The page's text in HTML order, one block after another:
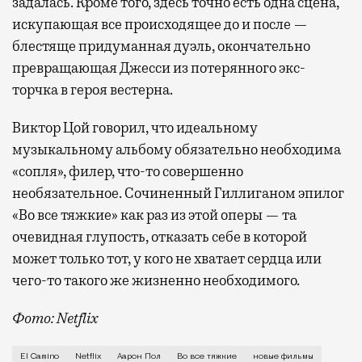
искупающая все происходящее до и после —
блестяще придуманная дуэль, окончательно
превращающая Джесси из потерянного экс-
торчка в героя вестерна.
Виктор Цой говорил, что идеальному
музыкальному альбому обязательно необходима
«сопля», филер, что-то совершенно
необязательное. Сочиненный Гиллиганом эпилог
«Во все тяжкие» как раз из этой оперы — та
очевидная глупость, отказать себе в которой
может только тот, у кого не хватает сердца или
чего-то такого же жизненно необходимого.
Фото: Netflix
«Во все тяжкие» — едва ли не самый внутренне
El Camino Netflix Аарон Пол Во все тяжкие новые фильмы